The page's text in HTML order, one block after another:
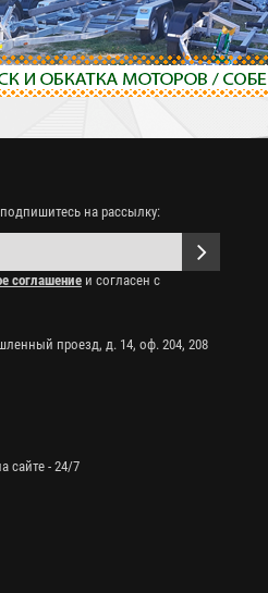
на рассылку:
соглашение и согласен с
проезд, д. 14, оф. 204, 208
сайте - 24/7